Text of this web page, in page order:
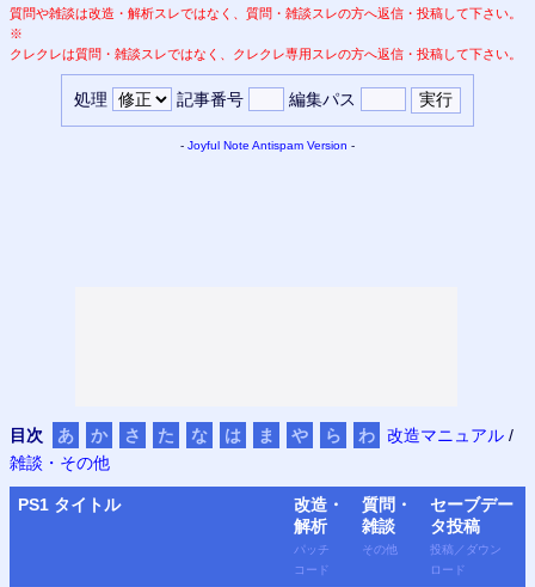
質問や雑談は改造・解析スレではなく、質問・雑談スレの方へ返信・投稿して下さい。
※
クレクレは質問・雑談スレではなく、クレクレ専用スレの方へ返信・投稿して下さい。
処理 記事番号 編集パス
- Joyful Note Antispam Version -
目次 あ か さ た な は ま や ら わ 改造マニュアル /
雑談・その他
PS1 タイトル
改造・
解析
パッチ
コード
質問・
雑談
その他
セーブデー
タ投稿
投稿 ／ ダウン
ロード